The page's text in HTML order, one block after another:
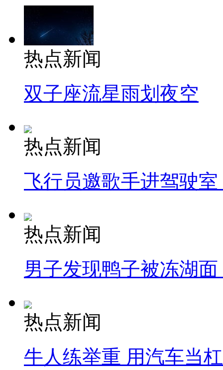
热点新闻
双子座流星雨划夜空
热点新闻
飞行员邀歌手进驾驶
热点新闻
男子发现鸭子被冻湖
热点新闻
牛人练举重 用汽车当